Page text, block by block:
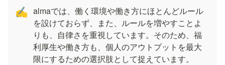
✍️ almaでは、働く環境や働き方にほとんどルール
を設けておらず、また、ルールを増やすことよ
りも、自律さを重視しています。そのため、福
利厚生や働き方も、個人のアウトプットを最大
限にするための選択肢として捉えています。